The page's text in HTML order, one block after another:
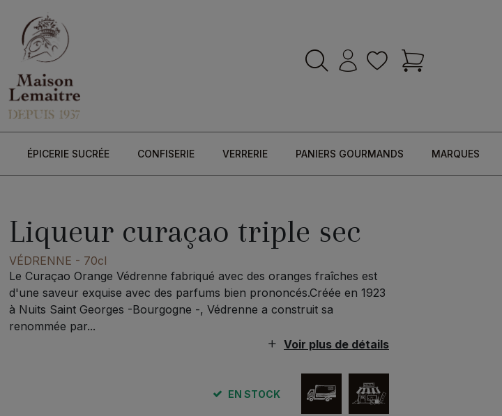
ÉPICERIE SUCRÉE CONFISERIE VERRERIE PANIERS GOURMANDS MARQUES
Liqueur curaçao triple sec
VÉDRENNE - 70cl
Le Curaçao Orange Védrenne fabriqué avec des oranges fraîches est
d'une saveur exquise avec des parfums bien prononcés.Créée en 1923
à Nuits Saint Georges -Bourgogne -, Védrenne a construit sa
renommée par...
Voir plus de détails
EN STOCK